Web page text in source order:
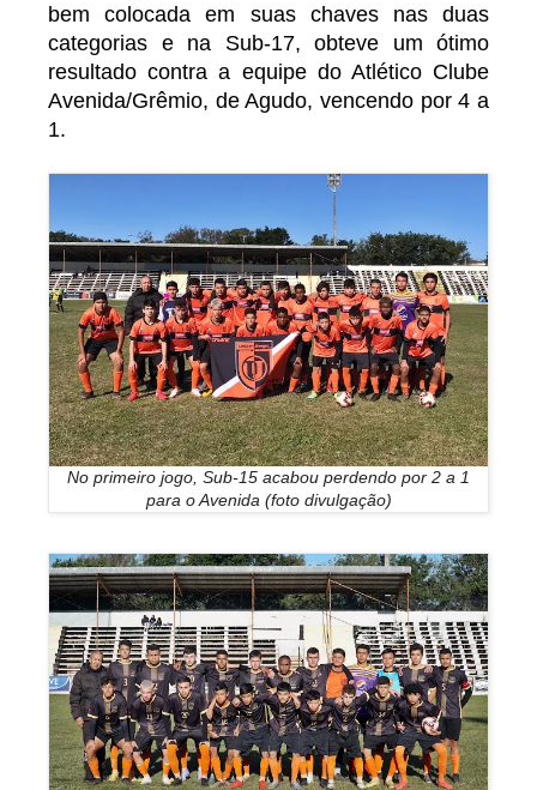
bem colocada em suas chaves nas duas
categorias e na Sub-17, obteve um ótimo
resultado contra a equipe do Atlético Clube
Avenida/Grêmio, de Agudo, vencendo por 4 a
1.
No primeiro jogo, Sub-15 acabou perdendo por 2 a 1
para o Avenida (foto divulgação)